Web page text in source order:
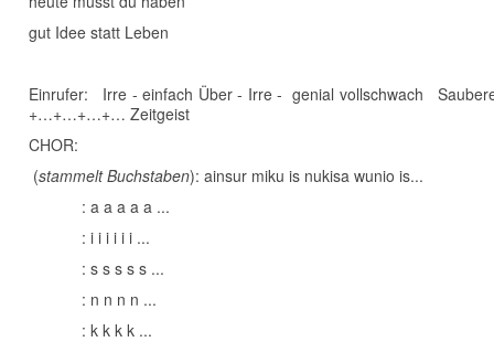
gut Idee statt Leben
Einrufer: Irre - einfach Über - Irre - genial vollschwach
+…+…+…+… Zeitgeist
CHOR:
(stammelt Buchstaben): ainsur miku is nukisa wunio is...
: a a a a a ...
: i i i i i i ...
: s s s s s ...
: n n n n ...
: k k k k ...